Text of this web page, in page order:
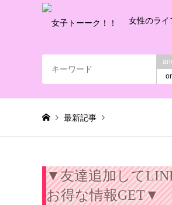
女性のライ
or
最新記事
恋愛
▼友達追加して
お得な情報GET▼